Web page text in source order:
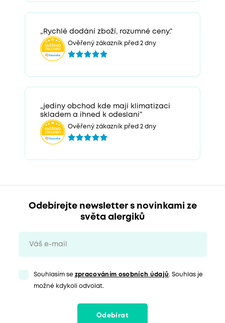
„Rychlé dodání zboží, rozumné ceny.“
Ověřený zákazník před 2 dny
„jediny obchod kde maji klimatizaci
skladem a ihned k odeslani“
Ověřený zákazník před 2 dny
Odebírejte newsletter s novinkami ze
světa alergiků
Souhlasím se zpracováním osobních údajů. Souhlas je
možné kdykoli odvolat.
Odebírat